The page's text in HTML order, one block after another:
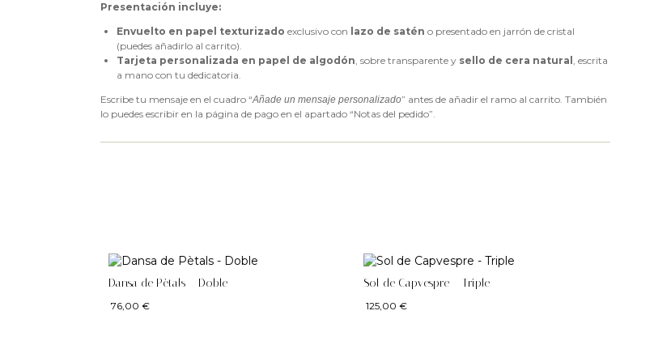
Presentación incluye:
Envuelto en papel texturizado exclusivo con lazo de satén o presentado en jarrón de cristal
(puedes añadirlo al carrito).
Tarjeta personalizada en papel de algodón, sobre transparente y sello de cera natural , escrita
a mano con tu dedicatoria.
Escribe tu mensaje en el cuadro “Añade un mensaje personalizado” antes de añadir el ramo al carrito. También
lo puedes escribir en la página de pago en el apartado “Notas del pedido”.
Dansa de Pètals – Doble
76,00 €
Sol de Capvespre – Triple
125,00 €